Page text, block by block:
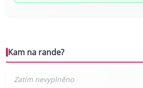
Kam na rande?